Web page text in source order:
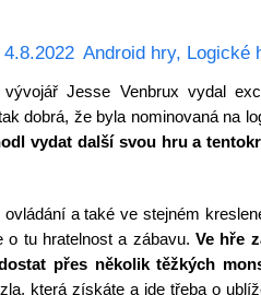
4.8.2022 Android hry, Logické
Jesse Venbrux vydal
dobrá, že byla nominovaná na
vydat další svou hru a
ovládání a také ve stejném
o tu hratelnost a zábavu. Ve hře
přes několik těžkých
která získáte a jde třeba o